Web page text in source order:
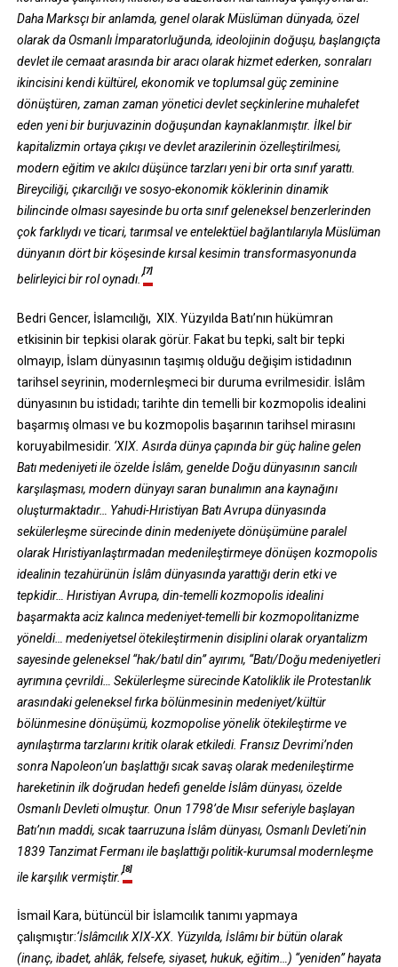
Daha Marksçı bir anlamda, genel olarak Müslüman dünyada, özel
olarak da Osmanlı İmparatorluğunda, ideolojinin doğuşu, başlangıçta
devlet ile cemaat arasında bir aracı olarak hizmet ederken, sonraları
ikincisini kendi kültürel, ekonomik ve toplumsal güç zeminine
dönüştüren, zaman zaman yönetici devlet seçkinlerine muhalefet
eden yeni bir burjuvazinin doğuşundan kaynaklanmıştır. İlkel bir
kapitalizmin ortaya çıkışı ve devlet arazilerinin özelleştirilmesi,
modern eğitim ve akılcı düşünce tarzları yeni bir orta sınıf yarattı.
Bireyciliği, çıkarcılığı ve sosyo-ekonomik köklerinin dinamik
bilincinde olması sayesinde bu orta sınıf geleneksel benzerlerinden
çok farklıydı ve ticari, tarımsal ve entelektüel bağlantılarıyla Müslüman
dünyanın dört bir köşesinde kırsal kesimin transformasyonunda
belirleyici bir rol oynadı.’
[7]
Bedri Gencer, İslamcılığı, XIX. Yüzyılda Batı’nın hükümran
etkisinin bir tepkisi olarak görür. Fakat bu tepki, salt bir tepki
olmayıp, İslam dünyasının taşımış olduğu değişim istidadının
tarihsel seyrinin, modernleşmeci bir duruma evrilmesidir. İslâm
dünyasının bu istidadı; tarihte din temelli bir kozmopolis idealini
başarmış olması ve bu kozmopolis başarının tarihsel mirasını
koruyabilmesidir. ‘XIX. Asırda dünya çapında bir güç haline gelen
Batı medeniyeti ile özelde İslâm, genelde Doğu dünyasının sancılı
karşılaşması, modern dünyayı saran bunalımın ana kaynağını
oluşturmaktadır… Yahudi-Hıristiyan Batı Avrupa dünyasında
sekülerleşme sürecinde dinin medeniyete dönüşümüne paralel
olarak Hıristiyanlaştırmadan medenileştirmeye dönüşen kozmopolis
idealinin tezahürünün İslâm dünyasında yarattığı derin etki ve
tepkidir… Hıristiyan Avrupa, din-temelli kozmopolis idealini
başarmakta aciz kalınca medeniyet-temelli bir kozmopolitanizme
yöneldi… medeniyetsel ötekileştirmenin disiplini olarak oryantalizm
sayesinde geleneksel “hak/batıl din” ayırımı, “Batı/Doğu medeniyetleri
ayrımına çevrildi… Sekülerleşme sürecinde Katoliklik ile Protestanlık
arasındaki geleneksel fırka bölünmesinin medeniyet/kültür
bölünmesine dönüşümü, kozmopolise yönelik ötekileştirme ve
aynılaştırma tarzlarını kritik olarak etkiledi. Fransız Devrimi’nden
sonra Napoleon’un başlattığı sıcak savaş olarak medenileştirme
hareketinin ilk doğrudan hedefi genelde İslâm dünyası, özelde
Osmanlı Devleti olmuştur. Onun 1798’de Mısır seferiyle başlayan
Batı’nın maddi, sıcak taarruzuna İslâm dünyası, Osmanlı Devleti’nin
1839 Tanzimat Fermanı ile başlattığı politik-kurumsal modernleşme
ile karşılık vermiştir.’
[8]
İsmail Kara, bütüncül bir İslamcılık tanımı yapmaya
çalışmıştır:‘İslâmcılık XIX-XX. Yüzyılda, İslâmı bir bütün olarak
(inanç, ibadet, ahlâk, felsefe, siyaset, hukuk, eğitim…) “yeniden” hayata